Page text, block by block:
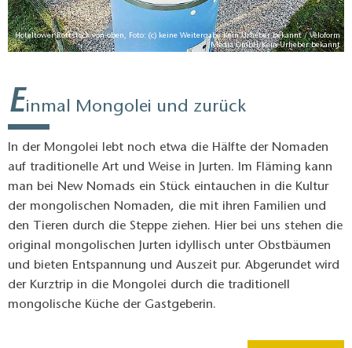
Hoteltower Rottstock von oben, Foto: (c) keine Weitergabe Kein Urheber bekannt / Veloform
Media GmbH/Kein Urheber bekannt
Einmal Mongolei und zurück
In der Mongolei lebt noch etwa die Hälfte der Nomaden
auf traditionelle Art und Weise in Jurten. Im Fläming kann
man bei New Nomads ein Stück eintauchen in die Kultur
der mongolischen Nomaden, die mit ihren Familien und
den Tieren durch die Steppe ziehen. Hier bei uns stehen die
original mongolischen Jurten idyllisch unter Obstbäumen
und bieten Entspannung und Auszeit pur. Abgerundet wird
der Kurztrip in die Mongolei durch die traditionell
mongolische Küche der Gastgeberin.